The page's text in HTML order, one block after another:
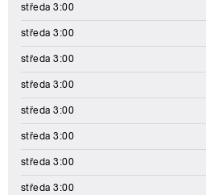
středa 3:00
středa 3:00
středa 3:00
středa 3:00
středa 3:00
středa 3:00
středa 3:00
středa 3:00